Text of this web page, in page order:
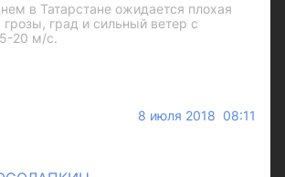
в Татарстане ожидается плохая
град и сильный ветер с
20 м/с.
8 июля 2018 08:11